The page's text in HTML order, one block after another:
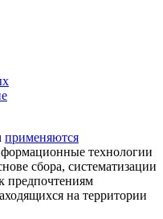
применяются
технологии
сбора, систематизации
предпочтениям
на территории